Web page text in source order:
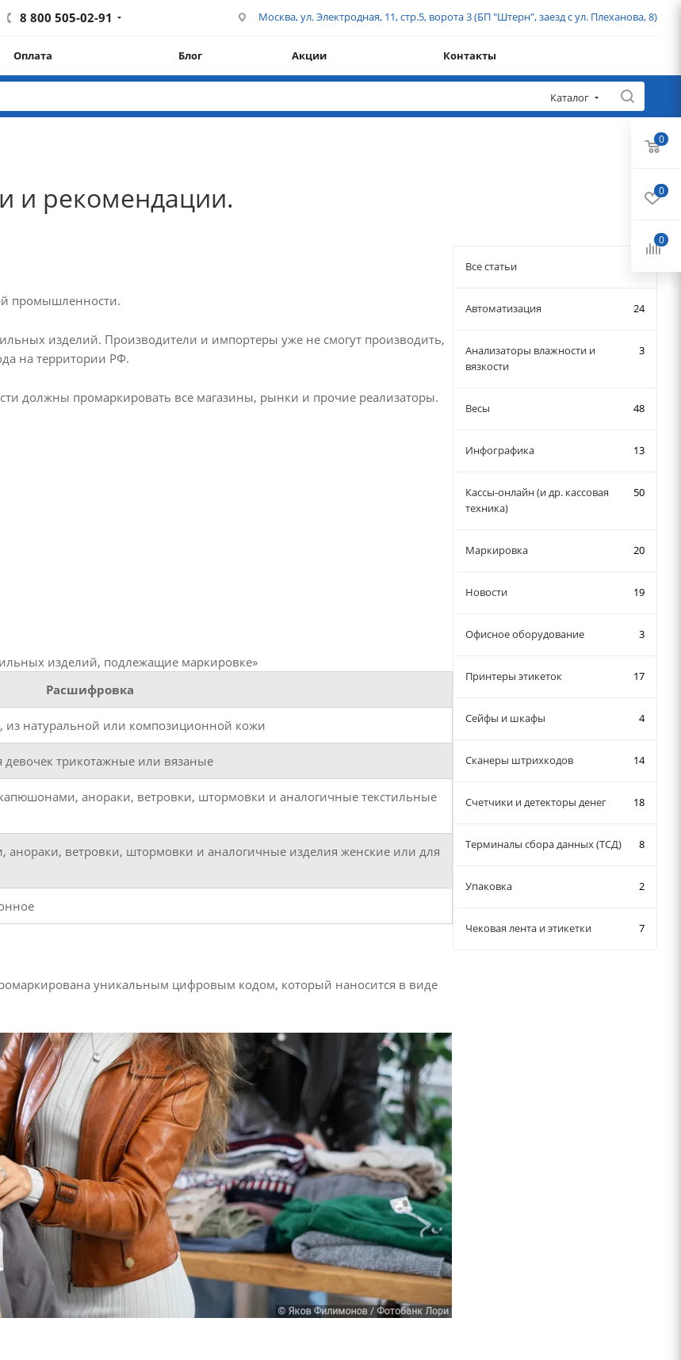
8 800 505-02-91 Москва, ул. Электродная, 11, стр.5, ворота 3 (БП "Штерн", заезд с ул. Плеханова, 8)
Оплата Блог Акции Контакты
Каталог
и рекомендации.
промышленности.
изделий. Производители и импортеры уже не смогут производить,
на территории РФ.
должны промаркировать все магазины, рынки и прочие реализаторы.
изделий, подлежащие маркировке»
Расшифровка
натуральной или композиционной кожи
трикотажные или вязаные
анораки, ветровки, штормовки и аналогичные текстильные
ветровки, штормовки и аналогичные изделия женские или для
уникальным цифровым кодом, который наносится в виде
Все статьи
Автоматизация 24
Анализаторы влажности и
вязкости
3
Весы 48
Инфографика 13
Кассы-онлайн (и др. кассовая
техника)
50
Маркировка 20
Новости 19
Офисное оборудование 3
Принтеры этикеток 17
Сейфы и шкафы 4
Сканеры штрихкодов 14
Счетчики и детекторы денег 18
Терминалы сбора данных (ТСД) 8
Упаковка 2
Чековая лента и этикетки 7
0
0
0